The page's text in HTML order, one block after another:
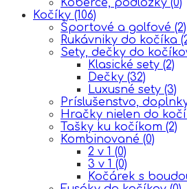
Kočíky (106)
Športové a golfové (2)
Rukávniky do kočíka
Sety, dečky do
Klasické sety (2)
Dečky (32)
Luxusné sety (3)
Príslušenstvo,
Hračky nielen do
Tašky ku kočíkom (2)
Kombinované (0)
2 v 1 (0)
3 v 1 (0)
Kočárek s